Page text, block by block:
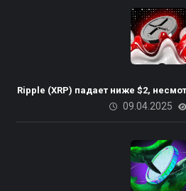
Ripple (XRP) падает ниже $2,
09.04.2025